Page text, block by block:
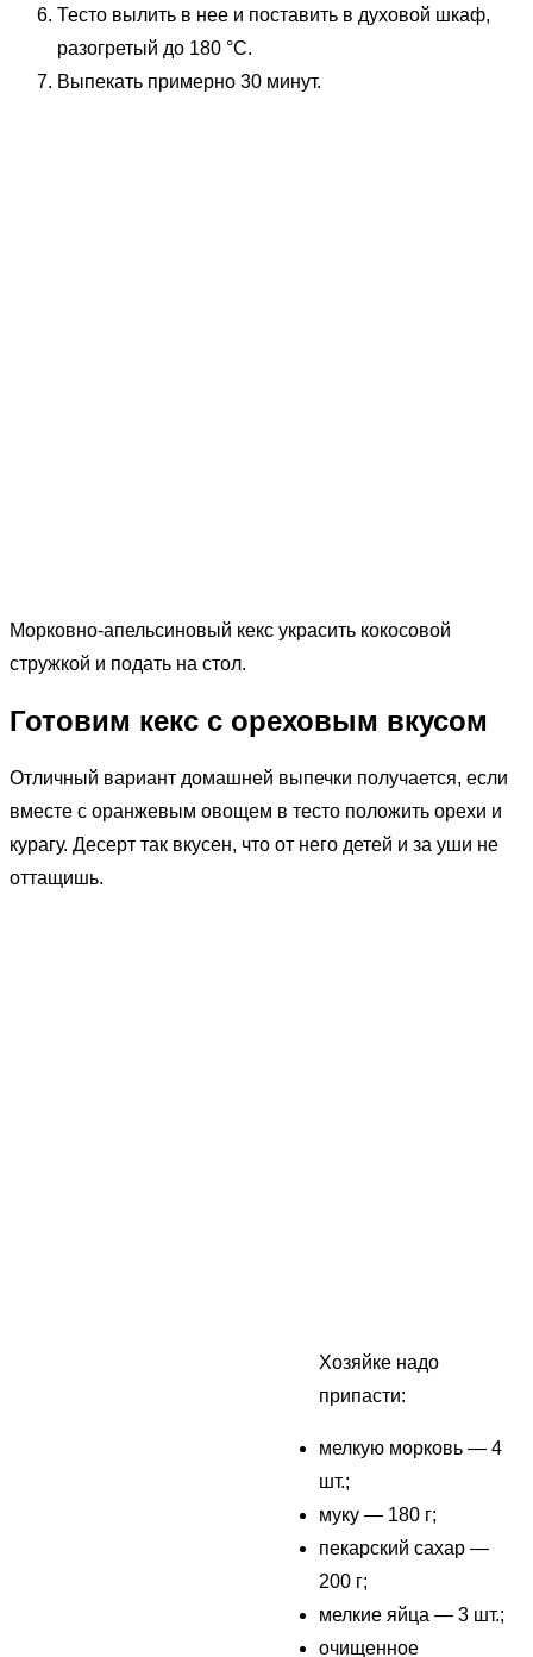
Тесто вылить в нее и поставить в духовой шкаф,
разогретый до 180 °C.
Выпекать примерно 30 минут.
Морковно-апельсиновый кекс украсить кокосовой
стружкой и подать на стол.
Готовим кекс с ореховым вкусом
Отличный вариант домашней выпечки получается, если
вместе с оранжевым овощем в тесто положить орехи и
курагу. Десерт так вкусен, что от него детей и за уши не
оттащишь.
Хозяйке надо
припасти:
мелкую морковь — 4
шт.;
муку — 180 г;
пекарский сахар —
200 г;
мелкие яйца — 3 шт.;
очищенное